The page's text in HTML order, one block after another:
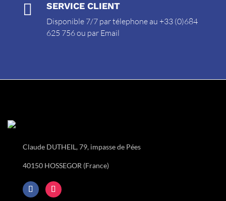
 SERVICE CLIENT
Disponible 7/7 par télephone au +33 (0)684
625 756 ou par Email
Claude DUTHEIL, 79, impasse de Pées
40150 HOSSEGOR (France)